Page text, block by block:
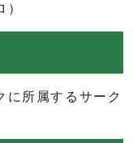
に所属するサーク